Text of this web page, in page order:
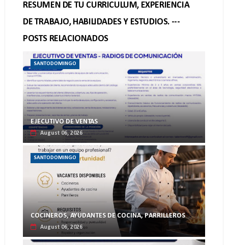
RESUMEN DE TU CURRICULUM, EXPERIENCIA
DE TRABAJO, HABILIDADES Y ESTUDIOS. ---
POSTS RELACIONADOS
SANTODOMINGO
EJECUTIVO DE VENTAS
August 06, 2026
SANTODOMINGO
COCINEROS, AYUDANTES DE COCINA, PARRILLEROS
August 06, 2026